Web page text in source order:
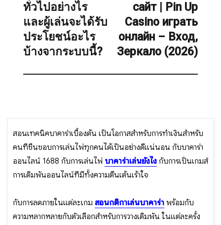
ทั่วไปอย่างไร
และผู้เล่นจะได้รับ
ประโยชน์อะไร
บ้างจากระบบนี้?
сайт | Pin Up
Casino играть
онлайн – Вход,
Зеркало (2026)
สอนเทคนิคบาคาร่าเบื้องต้น เป็นโอกาสสำหรับการทำเงินสำหรับ
คนที่ชื่นชอบการเล่นไพ่ทุกคนได้เป็นอย่างดีแน่นอน กับบาคาร่า
ออนไลน์ 1688 กับการเล่นไพ่ บาคาร่าเล่นยังไงกับการเป็นเกมส์
การเดิมพันออนไลน์ที่มีทั้งความตื่นเต้นเร้าใจ
กับการลดภายในแต่ละเกม สอนกติกาเล่นบาคาร่าพร้อมกับ
ความหลากหลายกับตัวเลือกสำหรับการวางเดิมพัน ในแต่ละครั้ง